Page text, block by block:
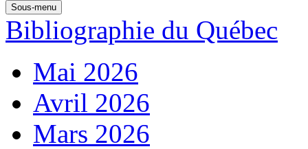
Sous-menu
Bibliographie du Québec
Mai 2026
Avril 2026
Mars 2026